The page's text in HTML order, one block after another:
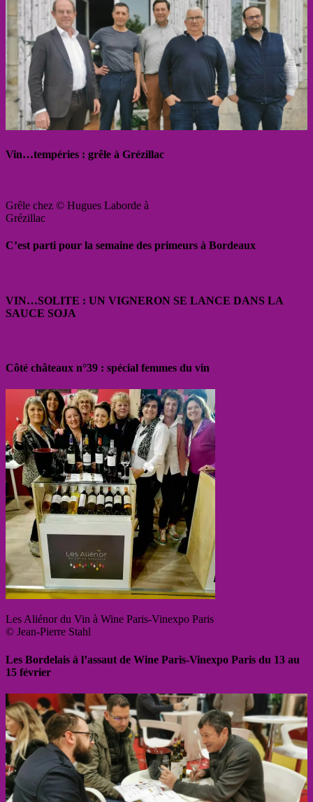
Vin…tempéries : grêle à Grézillac
Grêle chez © Hugues Laborde à
Grézillac
C’est parti pour la semaine des primeurs à Bordeaux
VIN…SOLITE : UN VIGNERON SE LANCE DANS LA
SAUCE SOJA
Côté châteaux n°39 : spécial femmes du vin
Les Aliénor du Vin à Wine Paris-Vinexpo Paris
© Jean-Pierre Stahl
Les Bordelais à l’assaut de Wine Paris-Vinexpo Paris du 13 au
15 février